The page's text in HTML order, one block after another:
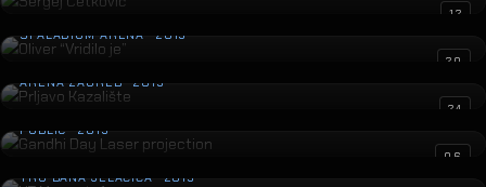
12
Oliver “Vridilo je”
SPALADIUM ARENA · 2019
20
Prljavo Kazalište
ARENA ZAGREB · 2019
24
Gandhi Day Laser projection
PUBLIC · 2019
06
HT Magenta1
TRG BANA JELAČIĆA · 2019